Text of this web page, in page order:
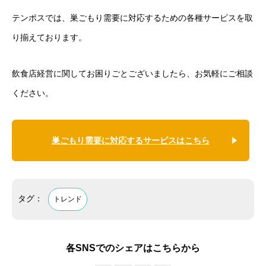
テンポスでは、巣ごもり需要に対応するための各種サービスを取
り揃えております。
飲食店経営に関してお困りごとございましたら、お気軽にご相談
ください。
巣ごもり需要に対応するサービスはこちら
タグ： トレンド
各SNSでのシェアはこちらから